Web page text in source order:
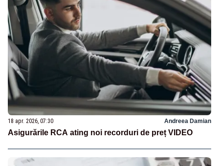
18 apr. 2026, 07:30 Andreea Damian
Asigurările RCA ating noi recorduri de preț VIDEO